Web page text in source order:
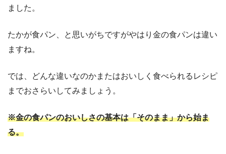
ました。
たかが食パン、と思いがちですがやはり金の食パンは違い
ますね。
では、どんな違いなのかまたはおいしく食べられるレシピ
までおさらいしてみましょう。
※金の食パンのおいしさの基本は「そのまま」から始ま
る。